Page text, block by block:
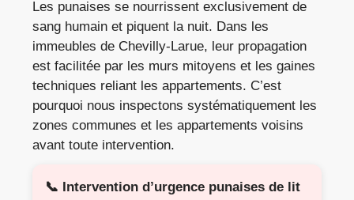
Les punaises se nourrissent exclusivement de
sang humain et piquent la nuit. Dans les
immeubles de Chevilly-Larue, leur propagation
est facilitée par les murs mitoyens et les gaines
techniques reliant les appartements. C’est
pourquoi nous inspectons systématiquement les
zones communes et les appartements voisins
avant toute intervention.
📞 Intervention d’urgence punaises de lit